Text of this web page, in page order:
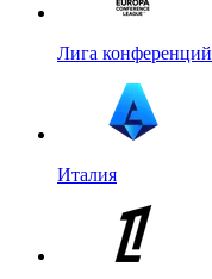
Лига конференций
Италия